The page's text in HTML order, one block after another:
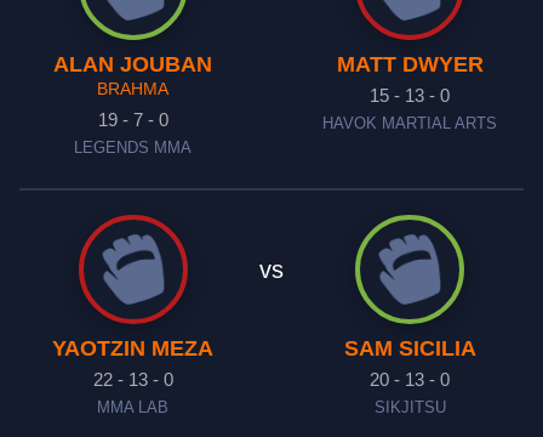
ALAN JOUBAN
BRAHMA
19 - 7 - 0
LEGENDS MMA
MATT DWYER
15 - 13 - 0
HAVOK MARTIAL ARTS
YAOTZIN MEZA
22 - 13 - 0
MMA LAB
vs
SAM SICILIA
20 - 13 - 0
SIKJITSU